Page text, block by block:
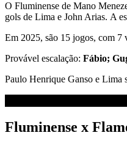
O Fluminense de Mano
gols de Lima e John Arias. A
Em 2025, são 15 jogos, com 7
Provável escalação: Fábio;
Paulo Henrique Ganso e Lima
Fluminense x